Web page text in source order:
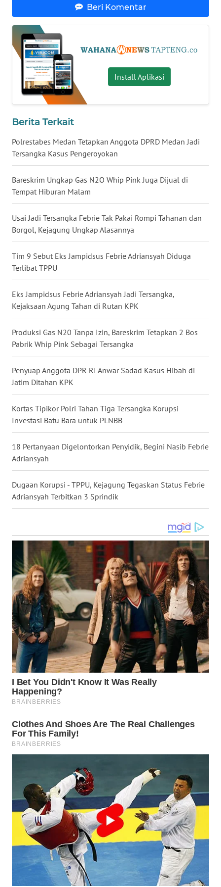
Beri Komentar
Install Aplikasi
Berita Terkait
Polrestabes Medan Tetapkan Anggota DPRD Medan Jadi
Tersangka Kasus Pengeroyokan
Bareskrim Ungkap Gas N2O Whip Pink Juga Dijual di
Tempat Hiburan Malam
Usai Jadi Tersangka Febrie Tak Pakai Rompi Tahanan dan
Borgol, Kejagung Ungkap Alasannya
Tim 9 Sebut Eks Jampidsus Febrie Adriansyah Diduga
Terlibat TPPU
Eks Jampidsus Febrie Adriansyah Jadi Tersangka,
Kejaksaan Agung Tahan di Rutan KPK
Produksi Gas N20 Tanpa Izin, Bareskrim Tetapkan 2 Bos
Pabrik Whip Pink Sebagai Tersangka
Penyuap Anggota DPR RI Anwar Sadad Kasus Hibah di
Jatim Ditahan KPK
Kortas Tipikor Polri Tahan Tiga Tersangka Korupsi
Investasi Batu Bara untuk PLNBB
18 Pertanyaan Digelontorkan Penyidik, Begini Nasib Febrie
Adriansyah
Dugaan Korupsi - TPPU, Kejagung Tegaskan Status Febrie
Adriansyah Terbitkan 3 Sprindik
WN
BANTEN
WN
NTT
WN
KEPRI
PAPUA
WN
PAPUA
RIAU
SERAMBI
JAMBI
SULTRA
WN
NTB
WN
SULTENG
WN
SULBAR
WN
WN
SUMSEL
WN
BENGKULU
WN
LAMPUNG
WN
JATENG
WN
NUSANTARA
WN
JOGJA
WN
BALI
WN
KALBAR
WN